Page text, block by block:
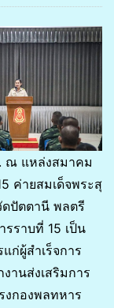
ณ แหล่งสมาคม
ค่ายสมเด็จพระสุ
ดปัตตานี พลตรี
ราบที่ 15 เป็น
ก่ผู้สำเร็จการ
านส่งเสริมการ
งกองพลทหาร